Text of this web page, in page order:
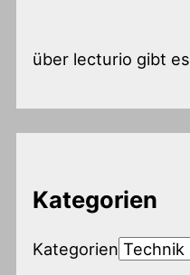
über lecturio gibt es
Kategorien
Kategorien